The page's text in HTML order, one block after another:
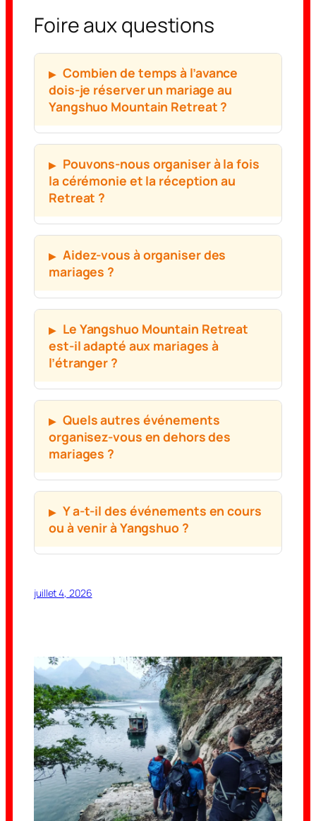
Foire aux questions
Combien de temps à l’avance
dois-je réserver un mariage au
Yangshuo Mountain Retreat ?
Pouvons-nous organiser à la fois
la cérémonie et la réception au
Retreat ?
Aidez-vous à organiser des
mariages ?
Le Yangshuo Mountain Retreat
est-il adapté aux mariages à
l’étranger ?
Quels autres événements
organisez-vous en dehors des
mariages ?
Y a-t-il des événements en cours
ou à venir à Yangshuo ?
juillet 4, 2026